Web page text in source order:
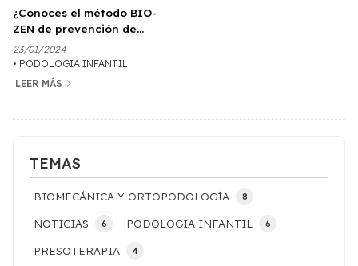
TEMAS
BIOMECÁNICA Y ORTOPODOLOGÍA 8
NOTICIAS 6 PODOLOGIA INFANTIL 6
PRESOTERAPIA 4
¿Conoces el método BIO-
ZEN de prevención de
patologías y lesiones?
23/01/2024
PODOLOGIA INFANTIL
LEER MÁS